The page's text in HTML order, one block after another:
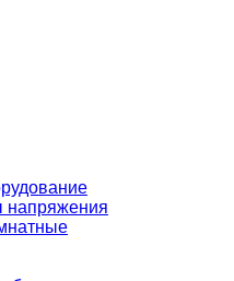
напряжения